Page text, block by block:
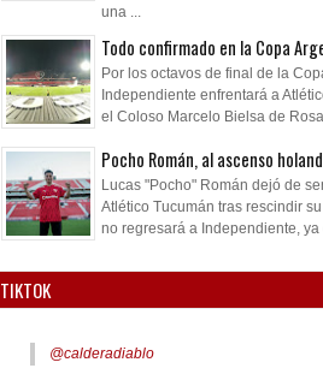
una ...
Todo confirmado en la Copa
Por los octavos de final de la
Independiente enfrentará a
el Coloso Marcelo Bielsa de
Pocho Román, al ascenso
Lucas "Pocho" Román dejó de
Atlético Tucumán tras rescindir
no regresará a Independiente, ya
TIKTOK
@calderadiablo